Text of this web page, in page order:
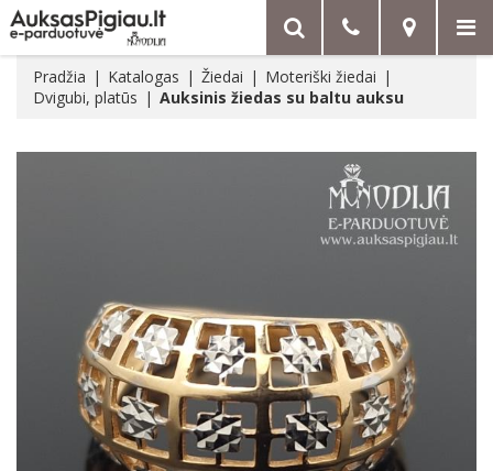
Pradžia Katalogas Žiedai
Moteriški žiedai
Dvigubi, platūs
Auksinis žiedas su baltu auksu